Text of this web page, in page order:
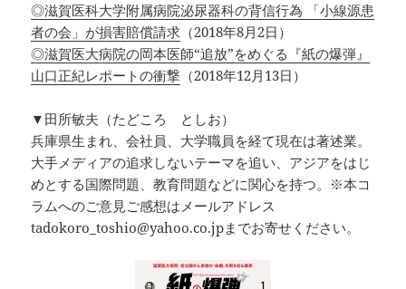
◎滋賀医科大学附属病院泌尿器科の背信行為 「小線源患
者の会」が損害賠償請求 （2018年8月2日）
◎滋賀医大病院の岡本医師“追放”をめぐる『紙の爆弾』
山口正紀レポートの衝撃 （2018年12月13日）
▼田所敏夫（たどころ としお）
兵庫県生まれ、会社員、大学職員を経て現在は著述業。
大手メディアの追求しないテーマを追い、アジアをはじ
めとする国際問題、教育問題などに関心を持つ。※本コ
ラムへのご意見ご感想はメールアドレス
tadokoro_toshio@yahoo.co.jpまでお寄せください。